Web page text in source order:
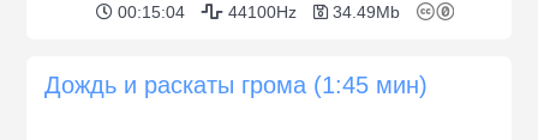
00:15:04 44100Hz 34.49Mb
Дождь и раскаты грома (1:45 мин)